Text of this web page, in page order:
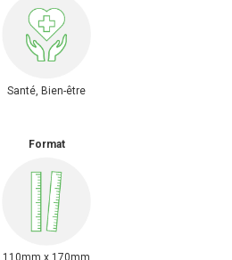
Santé, Bien-être
Format
110mm x 170mm